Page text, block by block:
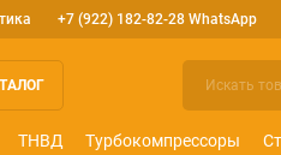
+7 (922) 182-82-28 WhatsApp
ТНВД Турбокомпрессоры